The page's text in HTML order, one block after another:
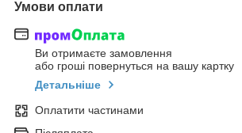
Умови оплати
Ви отримаєте замовлення
або гроші повернуться на вашу картку
Детальніше
Оплатити частинами